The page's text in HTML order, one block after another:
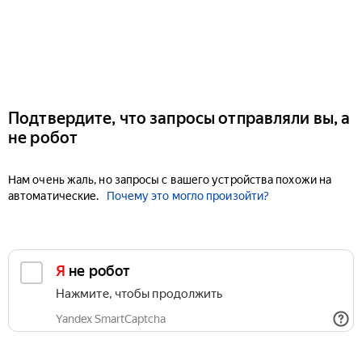
Подтвердите, что запросы отправляли вы, а
не робот
Нам очень жаль, но запросы с вашего устройства похожи на
автоматические.
Почему это могло произойти?
Я не робот
Нажмите, чтобы продолжить
Yandex SmartCaptcha